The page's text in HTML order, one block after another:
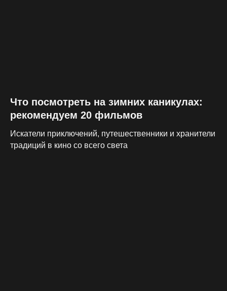
Что посмотреть на зимних каникулах:
рекомендуем 20 фильмов
Искатели приключений, путешественники и хранители
традиций в кино со всего света